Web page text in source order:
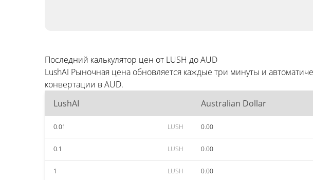
Последний калькулятор цен от LUSH до AUD
LushAI Рыночная цена обновляется каждые три минуты и
конвертации в AUD.
LushAI
Australian Dollar
0.01 LUSH 0.00
0.1 LUSH 0.00
1 LUSH 0.00